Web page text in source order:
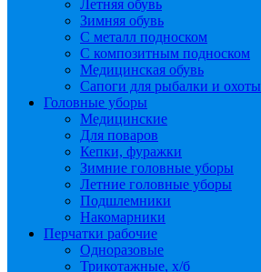
Летняя обувь
Зимняя обувь
С металл подноском
С композитным подноском
Медицинская обувь
Сапоги для рыбалки и охоты
Головные уборы
Медицинские
Для поваров
Кепки, фуражки
Зимние головные уборы
Летние головные уборы
Подшлемники
Накомарники
Перчатки рабочие
Одноразовые
Трикотажные, х/б